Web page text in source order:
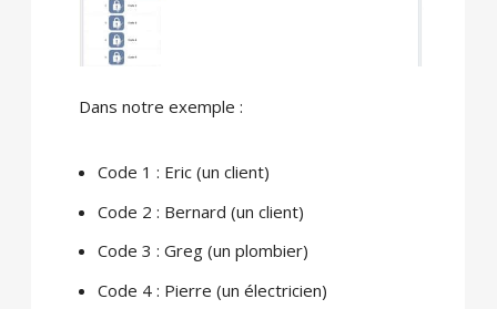
Dans notre exemple :
Code 1 : Eric (un client)
Code 2 : Bernard (un client)
Code 3 : Greg (un plombier)
Code 4 : Pierre (un électricien)